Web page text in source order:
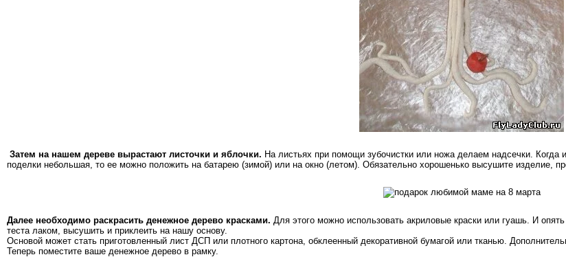
Затем на нашем дереве вырастают листочки и яблочки. На листьях при помощи зубочистки или ножа делаем надсечки.
поделки небольшая, то ее можно положить на батарею (зимой) или на окно (летом). Обязательно хорошенько высушите изделие,
Далее необходимо раскрасить денежное дерево красками. Для этого можно использовать акриловые краски или гуашь. И
теста лаком, высушить и приклеить на нашу основу.
Основой может стать приготовленный лист ДСП или плотного картона, обклеенный декоративной бумагой или тканью.
Теперь поместите ваше денежное дерево в рамку.